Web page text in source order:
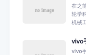
在之
轮学
机械
vivo
vivo